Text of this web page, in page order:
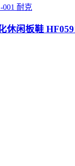
耐克
休闲板鞋